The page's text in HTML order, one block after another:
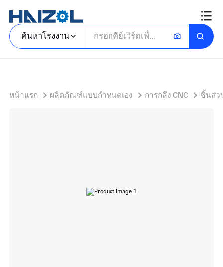
ค้นหาโรงงาน
ชิ้นส่วนกลึงที่แม่นยำ
หน้าแรก ผลิตภัณฑ์แบบกำหนดเอง การกลึง CNC ชิ้นส่ว